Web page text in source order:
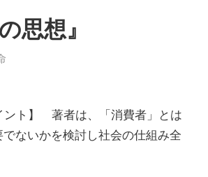
思想』
ト】 著者は、「消費者」とは
ないかを検討し社会の仕組み全